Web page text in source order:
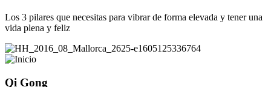
Los 3 pilares que necesitas para vibrar de forma elevada y tener una
vida plena y feliz
Qi Gong